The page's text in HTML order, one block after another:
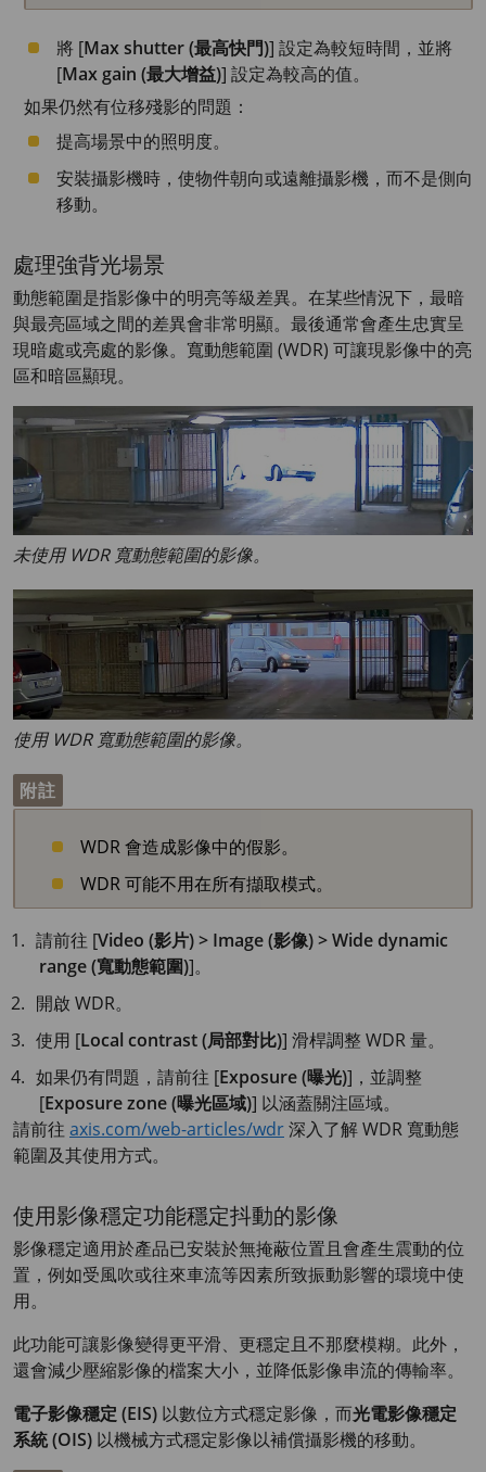
將 [Max shutter (最高快門)] 設定為較短時間，並將
[Max gain (最大增益)] 設定為較高的值。
如果仍然有位移殘影的問題：
提高場景中的照明度。
安裝攝影機時，使物件朝向或遠離攝影機，而不是側向
移動。
處理強背光場景
動態範圍是指影像中的明亮等級差異。在某些情況下，最暗
與最亮區域之間的差異會非常明顯。最後通常會產生忠實呈
現暗處或亮處的影像。寬動態範圍 (WDR) 可讓現影像中的亮
區和暗區顯現。
未使用 WDR 寬動態範圍的影像。
使用 WDR 寬動態範圍的影像。
附註
WDR 會造成影像中的假影。
WDR 可能不用在所有擷取模式。
請前往 [Video (影片) > Image (影像) > Wide dynamic
range (寬動態範圍)]。
開啟 WDR。
使用 [Local contrast (局部對比)] 滑桿調整 WDR 量。
如果仍有問題，請前往 [Exposure (曝光)]，並調整
[Exposure zone (曝光區域)] 以涵蓋關注區域。
請前往 axis.com/web-articles/wdr深入了解 WDR 寬動態
範圍及其使用方式。
使用影像穩定功能穩定抖動的影像
影像穩定適用於產品已安裝於無掩蔽位置且會產生震動的位
置，例如受風吹或往來車流等因素所致振動影響的環境中使
用。
此功能可讓影像變得更平滑、更穩定且不那麼模糊。此外，
還會減少壓縮影像的檔案大小，並降低影像串流的傳輸率。
電子影像穩定 (EIS) 以數位方式穩定影像，而光電影像穩定
系統 (OIS) 以機械方式穩定影像以補償攝影機的移動。